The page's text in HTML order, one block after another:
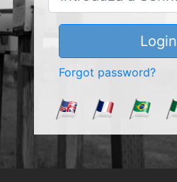
Login
Forgot password?